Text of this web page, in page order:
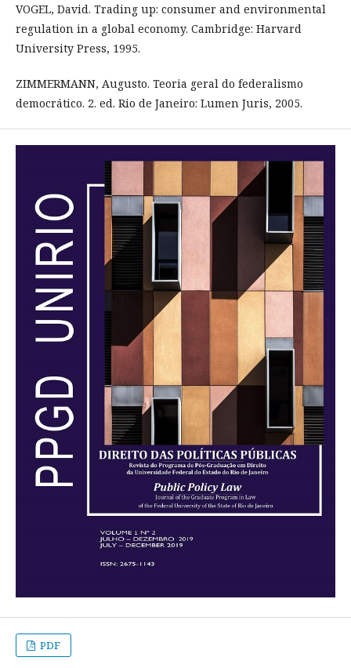
VOGEL, David. Trading up: consumer and environmental
regulation in a global economy. Cambridge: Harvard
University Press, 1995.
ZIMMERMANN, Augusto. Teoria geral do federalismo
democrático. 2. ed. Rio de Janeiro: Lumen Juris, 2005.
PDF